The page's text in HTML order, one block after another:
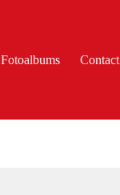
Fotoalbums Contact